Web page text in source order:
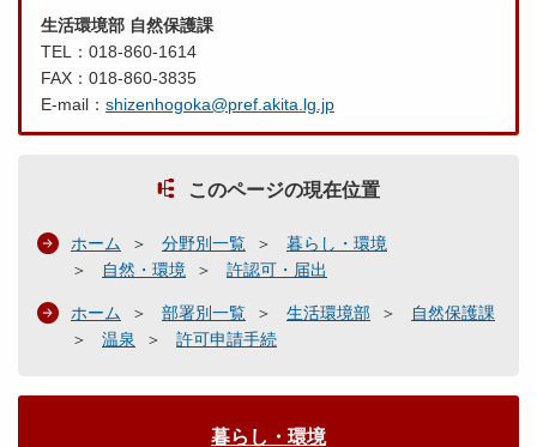
生活環境部 自然保護課
TEL：018-860-1614
FAX：018-860-3835
E-mail： shizenhogoka@pref.akita.lg.jp
このページの現在位置
ホーム 分野別一覧
暮らし・環境
自然・環境
許認可・届出
ホーム 部署別一覧 生活環境部
自然保護課
温泉
許可申請手続
暮らし・環境